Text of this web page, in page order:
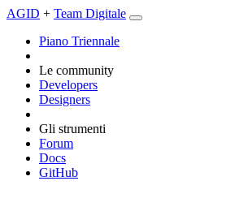
AGID + Team Digitale
Piano Triennale
Le community
Developers
Designers
Gli strumenti
Forum
Docs
GitHub